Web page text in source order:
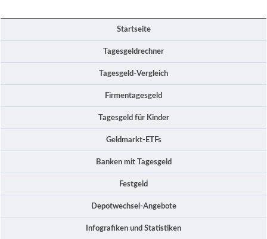
Startseite
Tagesgeldrechner
Tagesgeld-Vergleich
Firmentagesgeld
Tagesgeld für Kinder
Geldmarkt-ETFs
Banken mit Tagesgeld
Festgeld
Depotwechsel-Angebote
Infografiken und Statistiken